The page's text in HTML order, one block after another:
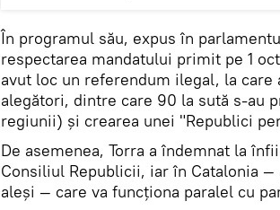
În programul său, expus în
respectarea mandatului primit pe 1
avut loc un referendum ilegal, la
alegători, dintre care 90 la sută s-au
regiunii) și crearea unei "Republici
De asemenea, Torra a îndemnat la
Consiliul Republicii, iar în Catalonia
aleși — care va funcționa paralel cu